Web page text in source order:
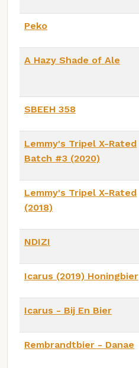
Peko
A Hazy Shade of Ale
SBEEH 358
Lemmy's Tripel X-Rated
Batch #3 (2020)
Lemmy's Tripel X-Rated
(2018)
NDIZI
Icarus (2019) Honingbier
Icarus - Bij En Bier
Rembrandtbier - Danae